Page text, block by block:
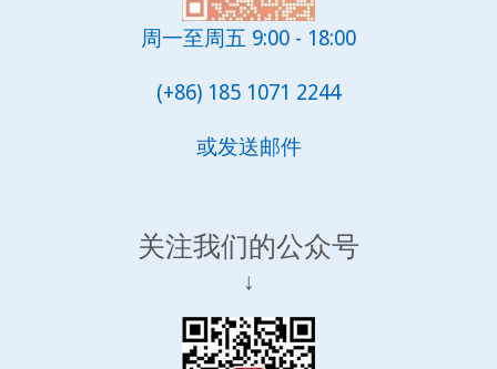
周一至周五 9:00 - 18:00
(+86) 185 1071 2244
或发送邮件
关注我们的公众号
↓